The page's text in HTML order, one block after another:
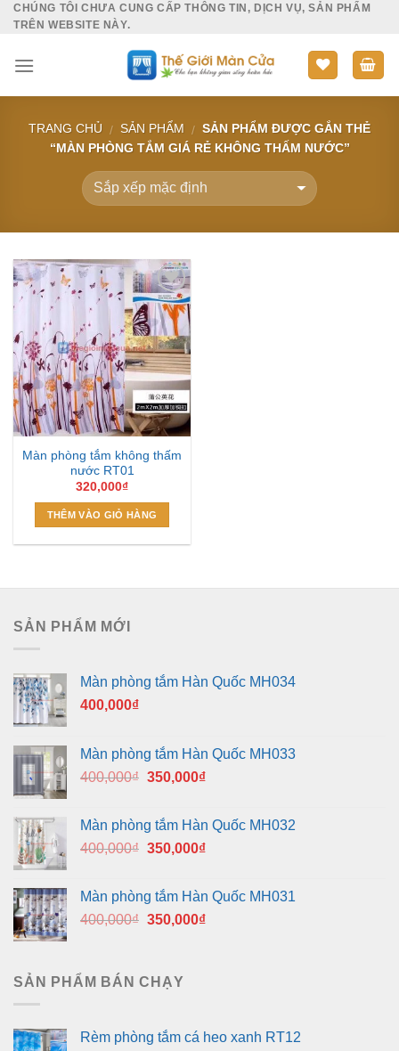
SkipCHÚNG TÔI CHƯA CUNG CẤP THÔNG TIN, DỊCH VỤ, SẢN PHẨM
TRÊN WEBSITE NÀY.
TRANG CHỦ / SẢN PHẨM / SẢN PHẨM ĐƯỢC GẮN THẺ
“MÀN PHÒNG TẮM GIÁ RẺ KHÔNG THẤM NƯỚC”
Add to
Wishlist
Màn phòng tắm không thấm
nước RT01
320,000₫
THÊM VÀO GIỎ HÀNG
SẢN PHẨM MỚI
Màn phòng tắm Hàn Quốc MH034
400,000₫
Màn phòng tắm Hàn Quốc MH033
400,000₫ Giá
400,000₫.
350,000₫Giá
là:
350,000₫.
Màn phòng tắm Hàn Quốc MH032
400,000₫ Giá
400,000₫.
350,000₫Giá
là:
350,000₫.
Màn phòng tắm Hàn Quốc MH031
400,000₫ Giá
400,000₫.
350,000₫Giá
SẢN PHẨM BÁN CHẠY
Rèm phòng tắm cá heo xanh RT12